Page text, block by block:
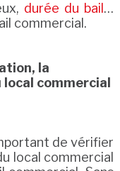
durée du bail …
commercial.
la
commercial
de vérifier
local commercial